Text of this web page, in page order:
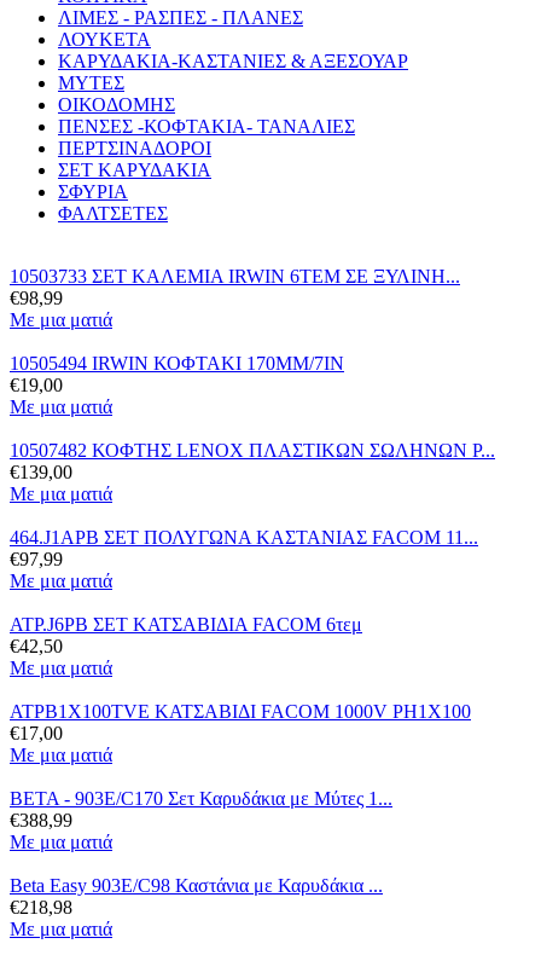
ΛΙΜΕΣ - ΡΑΣΠΕΣ - ΠΛΑΝΕΣ
ΛΟΥΚΕΤΑ
ΚΑΡΥΔΑΚΙΑ-ΚΑΣΤΑΝΙΕΣ & ΑΞΕΣΟΥΑΡ
ΜΥΤΕΣ
ΟΙΚΟΔΟΜΗΣ
ΠΕΝΣΕΣ -ΚΟΦΤΑΚΙΑ- ΤΑΝΑΛΙΕΣ
ΠΕΡΤΣΙΝΑΔΟΡΟΙ
ΣΕΤ ΚΑΡΥΔΑΚΙΑ
ΣΦΥΡΙΑ
ΦΑΛΤΣΕΤΕΣ
10503733 ΣΕΤ ΚΑΛΕΜΙΑ IRWIN 6ΤΕΜ ΣΕ ΞΥΛΙΝΗ...
€98,99
Με μια ματιά
10505494 IRWIN ΚΟΦΤΑΚΙ 170MM/7IN
€19,00
Με μια ματιά
10507482 ΚΟΦΤΗΣ LENOX ΠΛΑΣΤΙΚΩΝ ΣΩΛΗΝΩΝ P...
€139,00
Με μια ματιά
464.J1APB ΣΕΤ ΠΟΛΥΓΩΝΑ ΚΑΣΤΑΝΙΑΣ FACOM 11...
€97,99
Με μια ματιά
ATP.J6PB ΣΕΤ ΚΑΤΣΑΒΙΔΙΑ FACOM 6τεμ
€42,50
Με μια ματιά
ATPB1X100TVE ΚΑΤΣΑΒΙΔΙ FACOM 1000V PH1X100
€17,00
Με μια ματιά
BETA - 903E/C170 Σετ Καρυδάκια με Μύτες 1...
€388,99
Με μια ματιά
Beta Easy 903E/C98 Καστάνια με Καρυδάκια ...
€218,98
Με μια ματιά